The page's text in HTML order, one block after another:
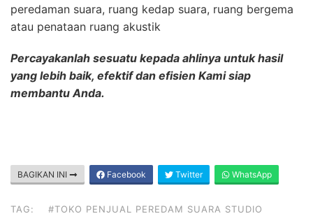
peredaman suara, ruang kedap suara, ruang bergema
atau penataan ruang akustik
Percayakanlah sesuatu kepada ahlinya untuk hasil
yang lebih baik, efektif dan efisien Kami siap
membantu Anda.
BAGIKAN INI Facebook Twitter WhatsApp
TAG: #TOKO PENJUAL PEREDAM SUARA STUDIO